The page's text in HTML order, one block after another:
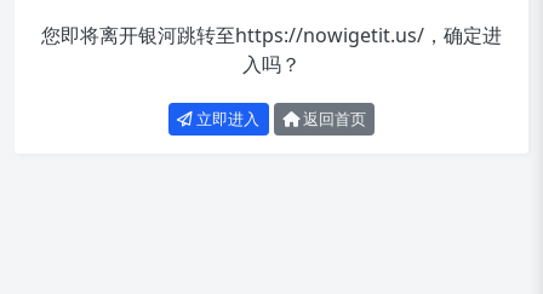
您即将离开银河跳转至https://nowigetit.us/ ，确定进
入吗？
立即进入 返回首页